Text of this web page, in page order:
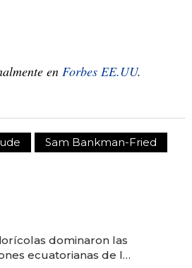
en Forbes EE.UU.
Sam Bankman-Fried
dominaron las
ecuatorianas de la